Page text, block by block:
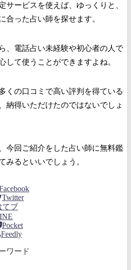
サービスを使えば、ゆっくりと、
合った占い師を探せます。
、電話占い未経験や初心者の人で
して使うことができますよね。
くの口コミで高い評判を得ている
納得いただけたのではないでしょ
今回ご紹介をした占い師に無料鑑
みるといいでしょう。
Twitter
てブ
Pocket
Feedly
ワード